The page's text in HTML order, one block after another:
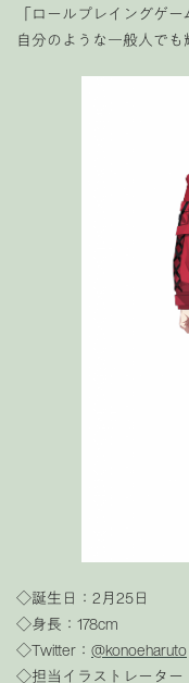
「ロールプレイングゲ
自分のような一般人でも
◇誕生日：2月25日
◇身長：178cm
◇Twitter： @konoeharuto
◇担当イラストレータ